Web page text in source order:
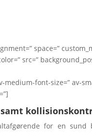
space=”
src=”
medium-font-size=” av-
for en sund